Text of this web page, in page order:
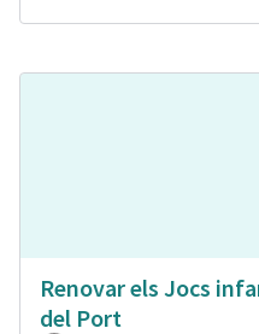
Renovar els Jocs
del Port